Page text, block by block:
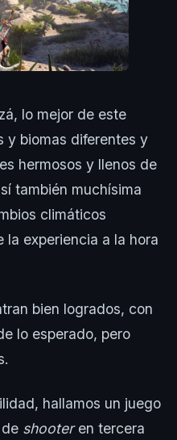
lo mejor de este
y biomas diferentes y
hermosos y llenos de
también muchísima
climáticos
experiencia a la hora
bien logrados, con
lo esperado, pero
hallamos un juego
shooteren tercera